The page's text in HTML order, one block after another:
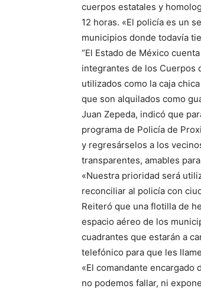
cuerpos estatales y
12 horas. «El policía es un
municipios donde todavía
“El Estado de México
integrantes de los Cuerpos
utilizados como la caja
que son alquilados como
Juan Zepeda, indicó que
programa de Policía de
y regresárselos a los
transparentes, amables
«Nuestra prioridad será
reconciliar al policía con
Reiteró que una flotilla de
espacio aéreo de los
cuadrantes que estarán a
telefónico para que les
«El comandante
no podemos fallar, ni